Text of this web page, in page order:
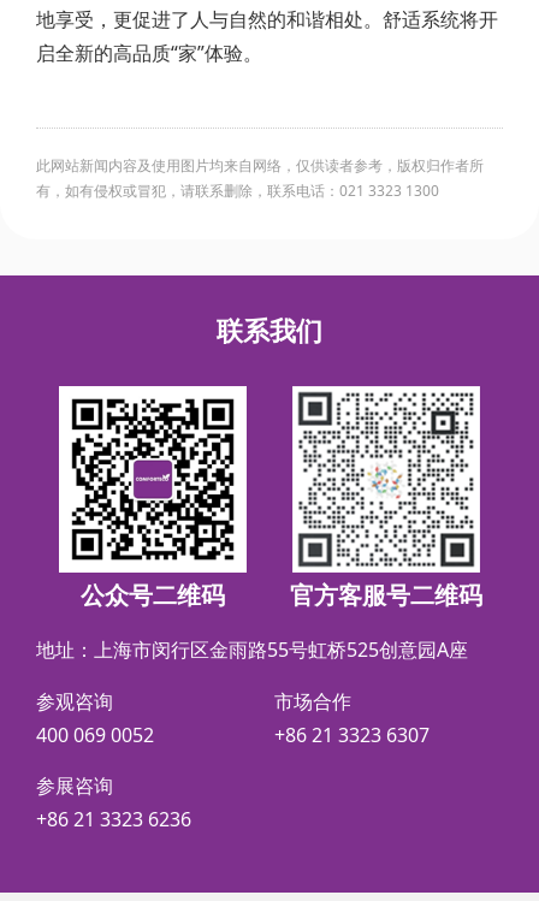
地享受，更促进了人与自然的和谐相处。舒适系统将开
启全新的高品质“家”体验。
此网站新闻内容及使用图片均来自网络，仅供读者参考，版权归作者所
有，如有侵权或冒犯，请联系删除，联系电话：021 3323 1300
联系我们
公众号二维码 官方客服号二维码
地址：上海市闵行区金雨路55号虹桥525创意园A座
参观咨询
400 069 0052
市场合作
+86 21 3323 6307
参展咨询
+86 21 3323 6236